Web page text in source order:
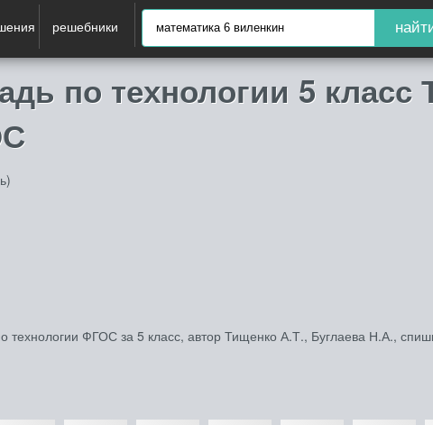
решебники
по технологии 5 класс
технологии ФГОС за 5 класс, автор Тищенко А.Т., Буглаева Н.А.,